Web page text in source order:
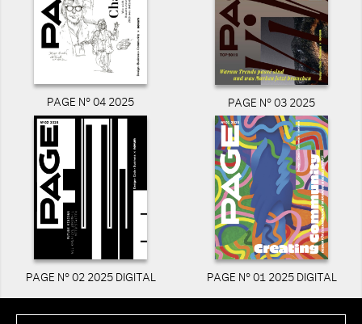
PAGE N° 04 2025 PAGE N° 03 2025
PAGE N° 02 2025 DIGITAL PAGE N° 01 2025 DIGITAL